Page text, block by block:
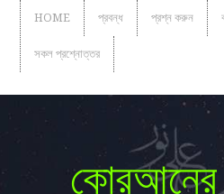
HOME প্রবন্ধ প্রশ্ন করুন
সকল প্রশ্নোত্তর